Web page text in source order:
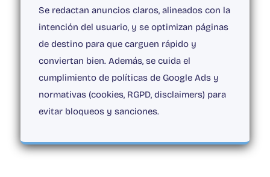
Se redactan anuncios claros, alineados con la
intención del usuario, y se optimizan páginas
de destino para que carguen rápido y
conviertan bien. Además, se cuida el
cumplimiento de políticas de Google Ads y
normativas (cookies, RGPD, disclaimers) para
evitar bloqueos y sanciones.